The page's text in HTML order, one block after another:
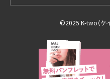
©2025 K-two（ケ